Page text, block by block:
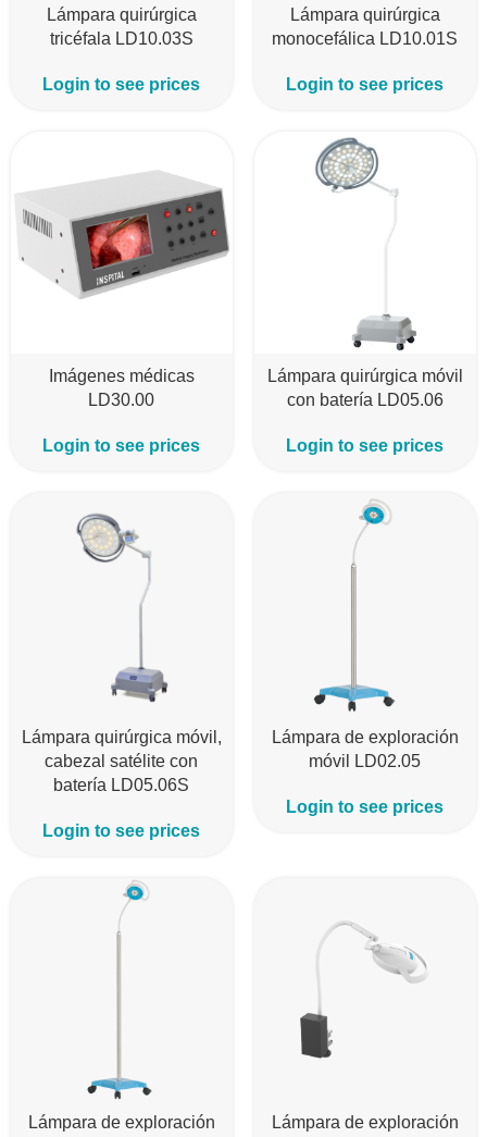
Lámpara quirúrgica
tricéfala LD10.03S
Login to see prices
Lámpara quirúrgica
monocefálica LD10.01S
Login to see prices
Imágenes médicas
LD30.00
Login to see prices
Lámpara quirúrgica móvil
con batería LD05.06
Login to see prices
Lámpara quirúrgica móvil,
cabezal satélite con
batería LD05.06S
Login to see prices
Lámpara de exploración
móvil LD02.05
Login to see prices
Lámpara de exploración
Lámpara de exploración